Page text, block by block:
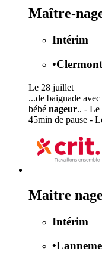
Maître-
Intérim
•
Le 28 juillet
...de baignade
bébé nageur.. - Le
45min de pause -
Maitre
Intérim
•